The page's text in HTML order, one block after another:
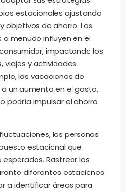
estacionales ajustando
objetivos de ahorro. Los
menudo influyen en el
impactando los
viajes y actividades
las vacaciones de
un aumento en el gasto,
podría impulsar el ahorro
las personas
estacional que
Rastrear los
diferentes estaciones
a identificar áreas para